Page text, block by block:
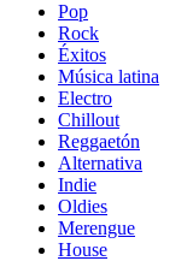
Pop
Rock
Éxitos
Música latina
Electro
Chillout
Reggaetón
Alternativa
Indie
Oldies
Merengue
House